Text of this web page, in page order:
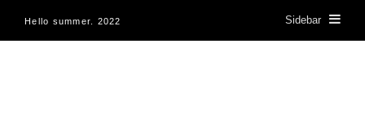
Hello summer. 2022 Sidebar